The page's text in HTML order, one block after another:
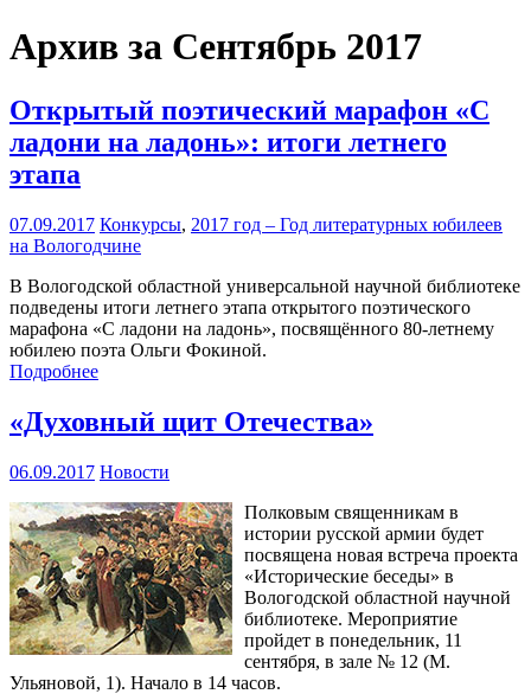
Архив за Сентябрь 2017
Открытый поэтический марафон «С
ладони на ладонь»: итоги летнего
этапа
07.09.2017 Конкурсы, 2017 год – Год литературных юбилеев
на Вологодчине
В Вологодской областной универсальной научной библиотеке
подведены итоги летнего этапа открытого поэтического
марафона «С ладони на ладонь», посвящённого 80-летнему
юбилею поэта Ольги Фокиной.
Подробнее
«Духовный щит Отечества»
06.09.2017 Новости
Полковым священникам в
истории русской армии будет
посвящена новая встреча проекта
«Исторические беседы» в
Вологодской областной научной
библиотеке. Мероприятие
пройдет в понедельник, 11
сентября, в зале № 12 (М.
Ульяновой, 1). Начало в 14 часов.